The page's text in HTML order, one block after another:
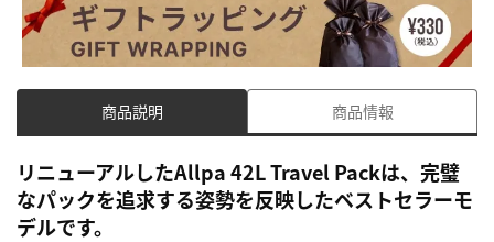
商品説明 商品情報
リニューアルしたAllpa 42L Travel Packは、完璧
なパックを追求する姿勢を反映したベストセラーモ
デルです。